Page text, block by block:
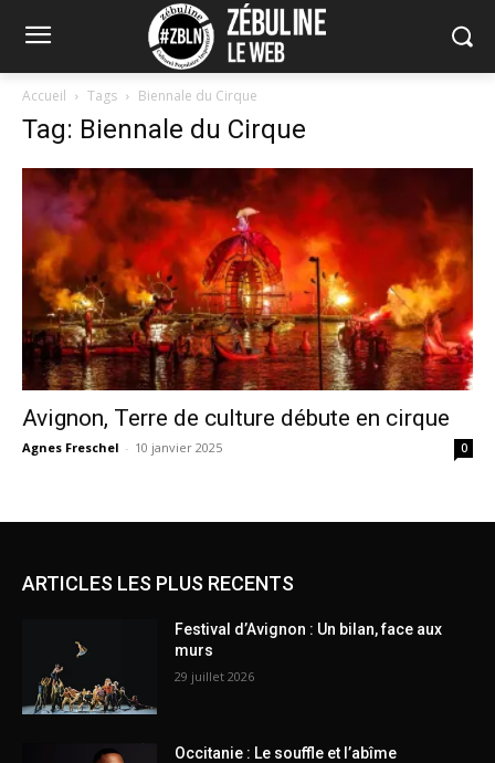
Accueil Tags Biennale du Cirque
Tag: Biennale du Cirque
Avignon, Terre de culture débute en cirque
Agnes Freschel - 10 janvier 2025 0
ARTICLES LES PLUS RECENTS
Festival d’Avignon : Un bilan, face aux
murs
29 juillet 2026
Occitanie : Le souffle et l’abîme